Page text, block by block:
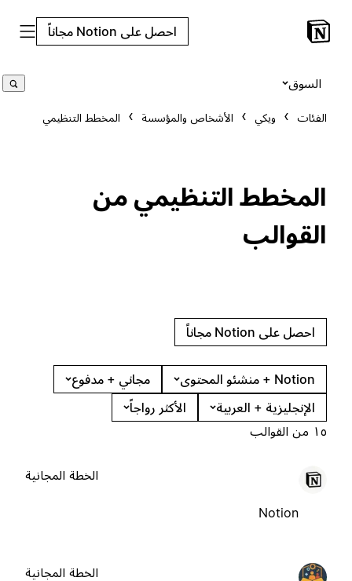
احصل على Notion مجاناً
السوق
الفئات ويكي الأشخاص والمؤسسة المخطط التنظيمي
المخطط التنظيمي من
القوالب
احصل على Notion مجاناً
Notion + منشئو المحتوى
مجاني + مدفوع
الإنجليزية + العربية
الأكثر رواجاً
١٥ من القوالب
Notion
الخطة المجانية
الخطة المجانية